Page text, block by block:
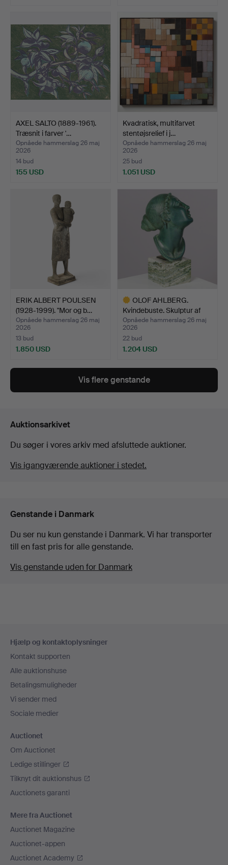
AXEL SALTO (1889-1961).
Træsnit i farver '…
Opnåede hammerslag 26 maj
2026
14 bud
155 USD
Kvadratisk, multifarvet
stentøjsrelief i j…
Opnåede hammerslag 26 maj
2026
25 bud
1.051 USD
ERIK ALBERT POULSEN
(1928-1999). "Mor og b…
Opnåede hammerslag 26 maj
2026
13 bud
1.850 USD
OLOF AHLBERG.
Kvindebuste. Skulptur af
grø…
Opnåede hammerslag 26 maj
2026
22 bud
1.204 USD
Vis flere genstande
Auktionsarkivet
Du søger i vores arkiv med afsluttede auktioner.
Vis igangværende auktioner i stedet.
Genstande i Danmark
Du ser nu kun genstande i Danmark. Vi har transporter
till en fast pris for alle genstande.
Vis genstande uden for Danmark
Hjælp og kontaktoplysninger
Kontakt supporten
Alle auktionshuse
Betalingsmuligheder
Vi sender med
Sociale medier
Auctionet
Om Auctionet
Ledige stillinger
Tilknyt dit auktionshus
Auctionets garanti
Mere fra Auctionet
Auctionet Magazine
Auctionet-appen
Auctionet Academy